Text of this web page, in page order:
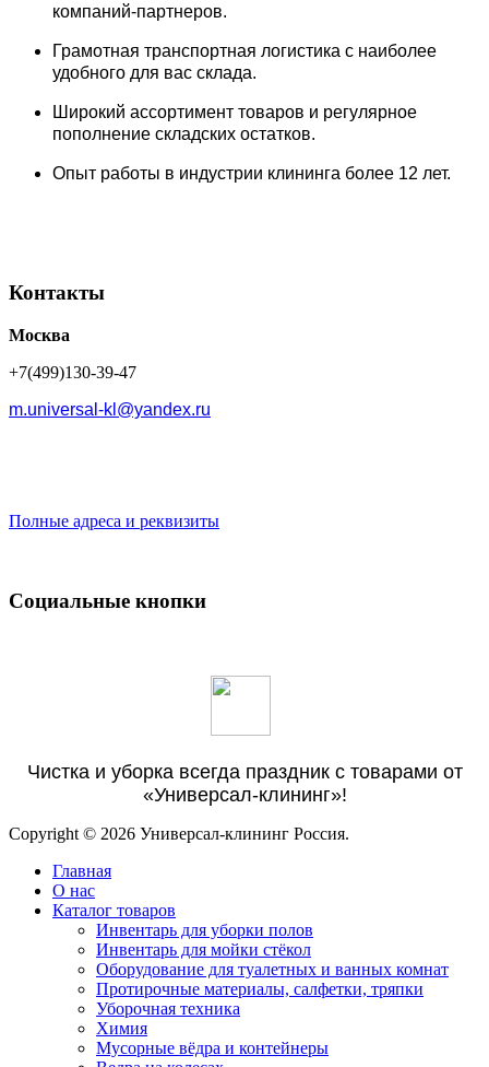
компаний-партнеров.
Грамотная транспортная логистика с наиболее
удобного для вас склада.
Широкий ассортимент товаров и регулярное
пополнение складских остатков.
Опыт работы в индустрии клининга более 12 лет.
Контакты
Москва
+7(499)130-39-47
m.universal-kl@yandex.ru
Полные адреса и реквизиты
Социальные кнопки
Чистка и уборка всегда праздник с товарами от
«Универсал-клининг»!
Copyright © 2026 Универсал-клининг Россия.
Главная
О нас
Каталог товаров
Инвентарь для уборки полов
Инвентарь для мойки стёкол
Оборудование для туалетных и ванных комнат
Протирочные материалы, салфетки, тряпки
Уборочная техника
Химия
Мусорные вёдра и контейнеры